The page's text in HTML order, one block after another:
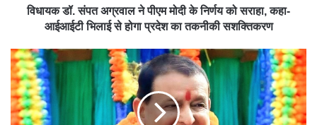
विधायक डॉ. संपत अग्रवाल ने पीएम मोदी के निर्णय को सराहा, कहा-
आईआईटी भिलाई से होगा प्रदेश का तकनीकी सशक्तिकरण